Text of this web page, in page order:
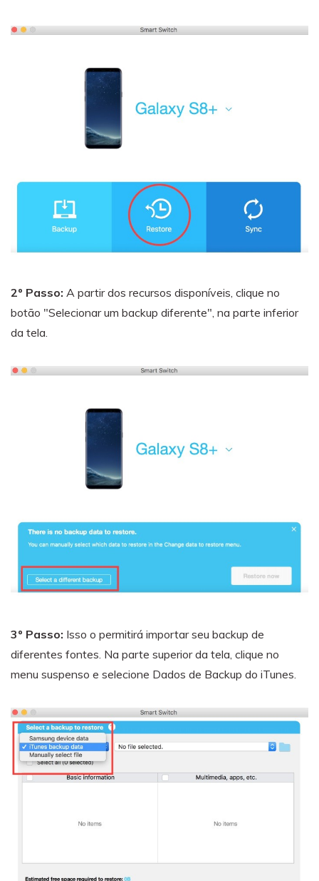
2º Passo: A partir dos recursos disponíveis, clique no
botão "Selecionar um backup diferente", na parte inferior
da tela.
3º Passo: Isso o permitirá importar seu backup de
diferentes fontes. Na parte superior da tela, clique no
menu suspenso e selecione Dados de Backup do iTunes.